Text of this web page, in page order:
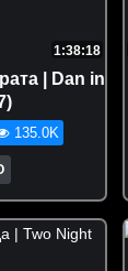
1:38:18
| Dan in
135.0K